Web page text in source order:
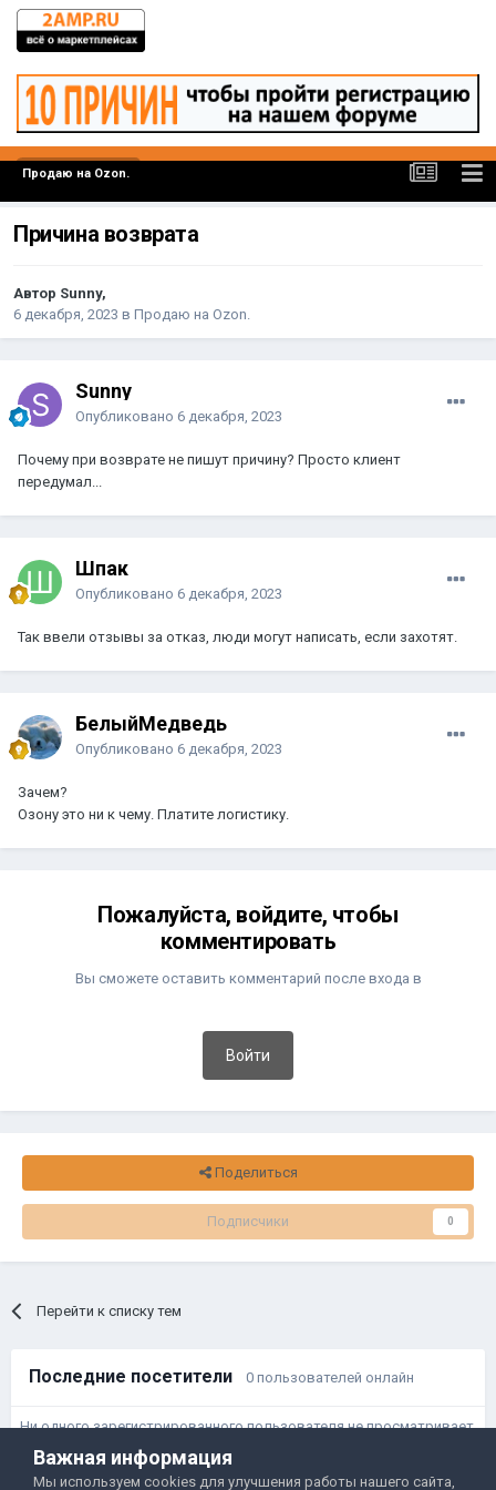
Продаю на Ozon.
Причина возврата
Автор Sunny,
6 декабря, 2023 в Продаю на Ozon.
Sunny
Опубликовано 6 декабря, 2023
Почему при возврате не пишут причину? Просто клиент
передумал...
Шпак
Опубликовано 6 декабря, 2023
Так ввели отзывы за отказ, люди могут написать, если захотят.
БелыйМедведь
Опубликовано 6 декабря, 2023
Зачем?
Озону это ни к чему. Платите логистику.
Пожалуйста, войдите, чтобы
комментировать
Вы сможете оставить комментарий после входа в
Войти
Поделиться
Подписчики 0
Перейти к списку тем
Последние посетители 0 пользователей онлайн
Ни одного зарегистрированного пользователя не просматривает
данную страницу
Важная информация
Мы используем cookies для улучшения работы нашего сайта,